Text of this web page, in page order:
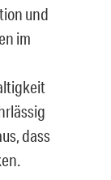
und
im
dass